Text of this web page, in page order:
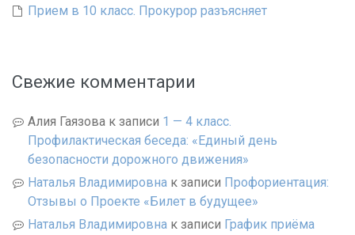
Прием в 10 класс. Прокурор разъясняет
Свежие комментарии
Алия Гаязова к записи 1 — 4 класс.
Профилактическая беседа: «Единый день
безопасности дорожного движения»
Наталья Владимировна к записи Профориентация:
Отзывы о Проекте «Билет в будущее»
Наталья Владимировна к записи График приёма